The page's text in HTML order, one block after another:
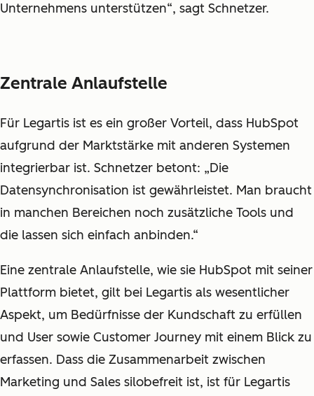
Unternehmens unterstützen“, sagt Schnetzer.
Zentrale Anlaufstelle
Für Legartis ist es ein großer Vorteil, dass HubSpot
aufgrund der Marktstärke mit anderen Systemen
integrierbar ist. Schnetzer betont: „Die
Datensynchronisation ist gewährleistet. Man braucht
in manchen Bereichen noch zusätzliche Tools und
die lassen sich einfach anbinden.“
Eine zentrale Anlaufstelle, wie sie HubSpot mit seiner
Plattform bietet, gilt bei Legartis als wesentlicher
Aspekt, um Bedürfnisse der Kundschaft zu erfüllen
und User sowie Customer Journey mit einem Blick zu
erfassen. Dass die Zusammenarbeit zwischen
Marketing und Sales silobefreit ist, ist für Legartis